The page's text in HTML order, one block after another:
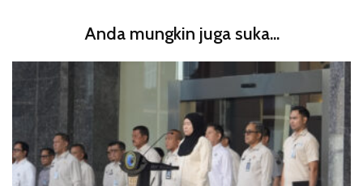
Anda mungkin juga suka...